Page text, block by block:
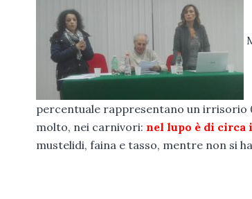
percentuale rappresentano un irrisorio
molto, nei carnivori: nel lupo è di circa
mustelidi, faina e tasso, mentre non si